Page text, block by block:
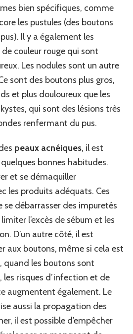
bien spécifiques, comme
les pustules (des boutons
Il y a également les
couleur rouge qui sont
Les nodules sont un autre
sont des boutons plus gros,
et plus douloureux que les
qui sont des lésions très
renfermant du pus.
peaux acnéiques, il est
bonnes habitudes.
et se démaquiller
les produits adéquats. Ces
débarrasser des impuretés
l’excès de sébum et les
D’un autre côté, il est
aux boutons, même si cela est
les boutons sont
risques d’infection et de
augmentent également. Le
aussi la propagation des
il est possible d’empêcher